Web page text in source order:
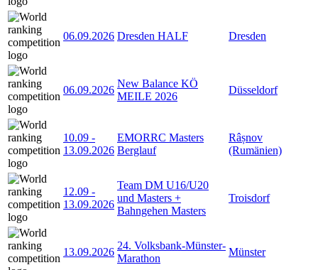
06.09.2026 Dresden HALF Dresden
06.09.2026
New Balance KÖ
MEILE 2026
Düsseldorf
10.09 -
13.09.2026
EMORRC Masters
Berglauf
Râșnov
(Rumänien)
12.09 -
13.09.2026
Team DM U16/U20
und Masters +
Bahngehen Masters
Troisdorf
13.09.2026
24. Volksbank-Münster-
Marathon
Münster